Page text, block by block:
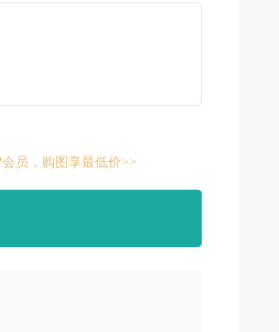
员，购图享最低价>>